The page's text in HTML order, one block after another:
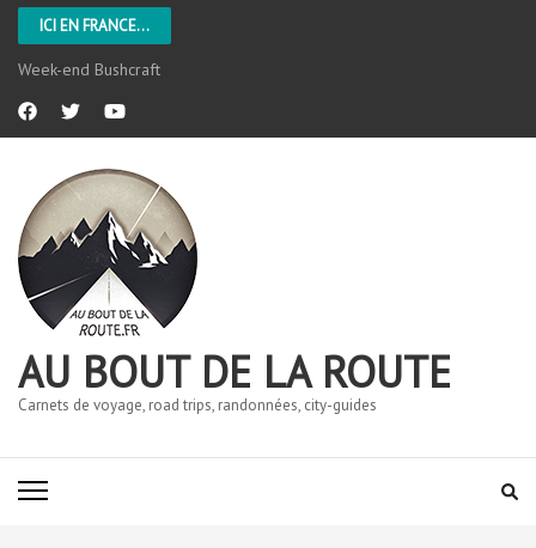
ICI EN FRANCE...
Week-end Bushcraft
AU BOUT DE LA ROUTE
Carnets de voyage, road trips, randonnées, city-guides